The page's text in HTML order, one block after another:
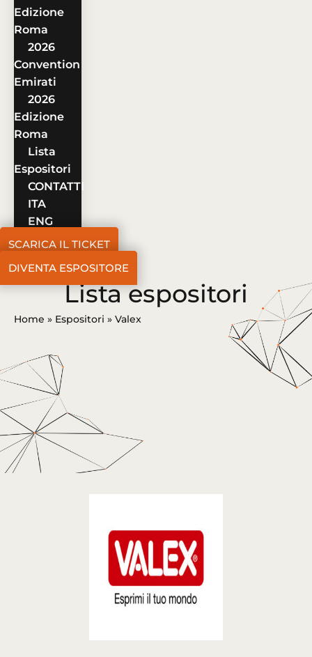
Edizione
Roma
2026
Convention
Emirati
2026
Edizione
Roma
Lista
Espositori
CONTATTI
ITA
ENG
SCARICA IL TICKET
DIVENTA ESPOSITORE
Lista espositori
Home » Espositori » Valex